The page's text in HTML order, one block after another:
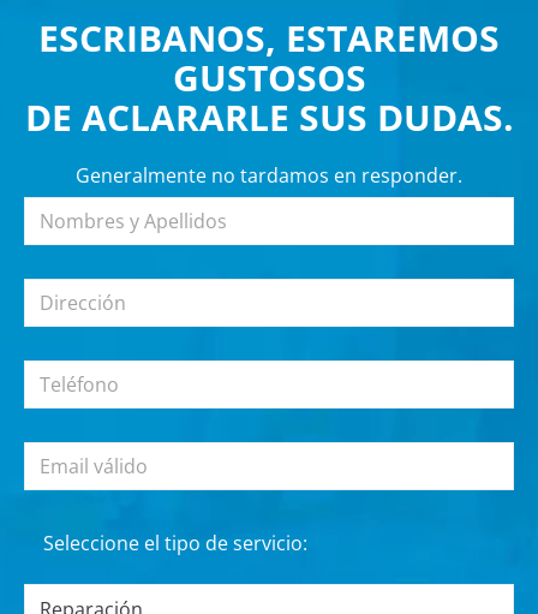
ESCRIBANOS, ESTAREMOS
GUSTOSOS
DE ACLARARLE SUS DUDAS.
Generalmente no tardamos en responder.
Seleccione el tipo de servicio: